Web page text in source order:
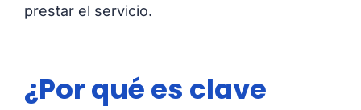
prestar el servicio.
¿Por qué es clave